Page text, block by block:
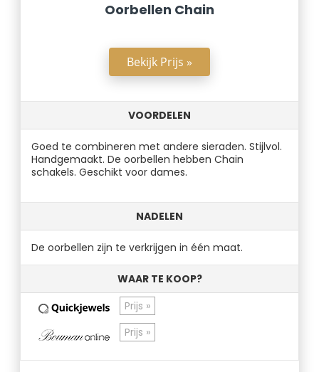
Oorbellen Chain
Bekijk Prijs »
VOORDELEN
Goed te combineren met andere sieraden. Stijlvol.
Handgemaakt. De oorbellen hebben Chain
schakels. Geschikt voor dames.
NADELEN
De oorbellen zijn te verkrijgen in één maat.
WAAR TE KOOP?
Prijs »
Prijs »